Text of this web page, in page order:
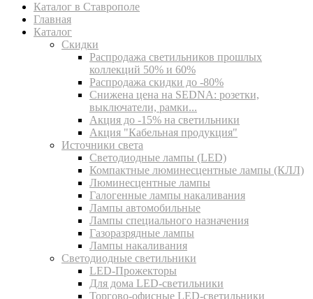
Каталог в Ставрополе
Главная
Каталог
Скидки
Распродажа светильников прошлых
коллекций 50% и 60%
Распродажа скидки до -80%
Cнижена цена на SEDNA: розетки,
выключатели, рамки...
Акция до -15% на светильники
Акция "Кабельная продукция"
Источники света
Светодиодные лампы (LED)
Компактные люминесцентные лампы (КЛЛ)
Люминесцентные лампы
Галогенные лампы накаливания
Лампы автомобильные
Лампы специального назначения
Газоразрядные лампы
Лампы накаливания
Светодиодные светильники
LED-Прожекторы
Для дома LED-светильники
Торгово-офисные LED-светильники